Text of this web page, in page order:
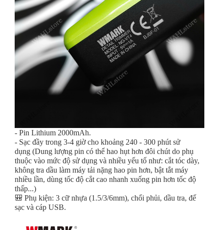
- Pin Lithium 2000mAh.
- Sạc đầy trong 3-4 giờ cho khoảng 240 - 300 phút sử
dụng (Dung lượng pin có thể hao hụt hơn đôi chút do phụ
thuộc vào mức độ sử dụng và nhiều yếu tố như: cắt tóc dày,
không tra dầu làm máy tải nặng hao pin hơn, bật tắt máy
nhiều lần, dùng tốc độ cắt cao nhanh xuống pin hơn tốc độ
thấp...)
🎒 Phụ kiện: 3 cữ nhựa (1.5/3/6mm), chổi phủi, dầu tra, đế
sạc và cáp USB.